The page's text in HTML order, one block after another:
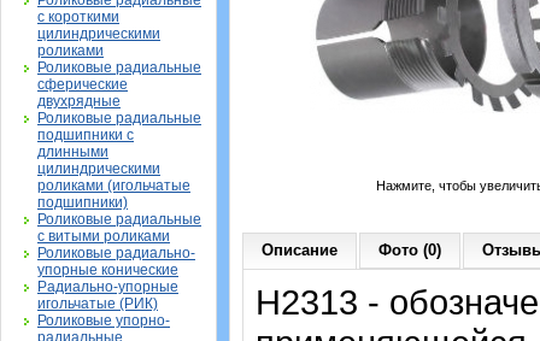
с короткими
цилиндрическими
роликами
Роликовые радиальные
сферические
двухрядные
Роликовые радиальные
подшипники с
длинными
цилиндрическими
роликами (игольчатые
подшипники)
Роликовые радиальные
с витыми роликами
Роликовые радиально-
упорные конические
Радиально-упорные
игольчатые (РИК)
Роликовые упорно-
радиальные
Нажмите, чтобы
Описание Фото (0)
H2313 -